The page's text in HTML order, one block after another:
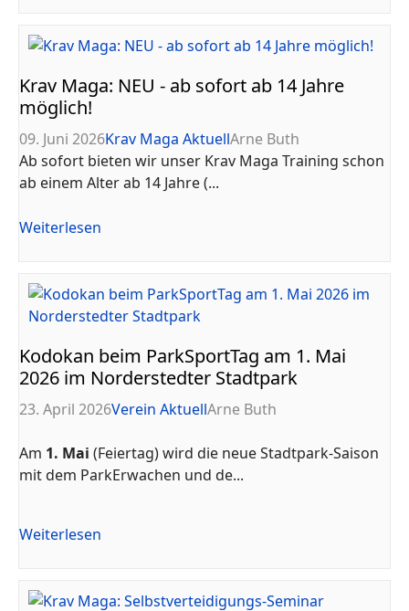
Krav Maga: NEU - ab sofort ab 14 Jahre
möglich!
09. Juni 2026Krav Maga AktuellArne Buth
Ab sofort bieten wir unser Krav Maga Training schon
ab einem Alter ab 14 Jahre (...
Weiterlesen
Kodokan beim ParkSportTag am 1. Mai
2026 im Norderstedter Stadtpark
23. April 2026Verein AktuellArne Buth
Am 1. Mai (Feiertag) wird die neue Stadtpark-Saison
mit dem ParkErwachen und de...
Weiterlesen